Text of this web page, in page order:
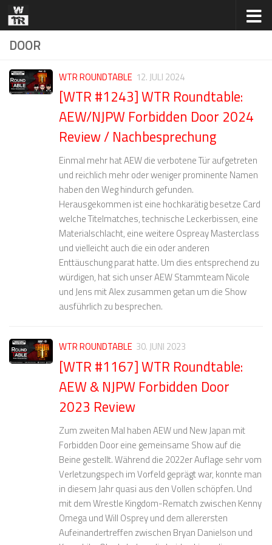
Zum Inhalt springen
DOOR
WTR ROUNDTABLE 12. JULI 2024
[WTR #1243] WTR Roundtable:
AEW/NJPW Forbidden Door 2024
Review / Nachbesprechung
Einmal mehr hat AEW die verbotene Tür aufgetreten
und reichlich mehr oder weniger prominente Namen
haben den Weg hindurch gefunden.
Herausgekommen ist eine hochkarätig besetze Card
welche Titelmatches, technische Leckerbissen, eine
Materialschlacht, eine weitere Ospreay Masterclass
und vielleicht auch die ein oder anderen
Enttäuschung parat hatte. Um dies entsprechend zu
würdigen, hat sich unser AEW Stammteam Nicole
und Jens mit Alex zusammen getan um die Show
ausführlich zu besprechen.
WTR ROUNDTABLE 30. JUNI 2023
[WTR #1167] WTR Roundtable:
AEW & NJPW Forbidden Door
2023 Review
Zum zweiten Mal haben AEW und New Japan mit
Forbidden Door eine gemeinsame Show auf die
Beine gestellt. Während die 2022er Auflage sehr vom
Verletzungspech im Vorfeld geprägt war, konnte man
in diesem Jahr quasi aus den Vollen schöpfen. Und
mit dem Wrestle Kingdom-Rematch zwischen Kenny
Omega und Will Osprey und dem allerersten
Aufeinandertreffen zwischen Bryan Danielson und